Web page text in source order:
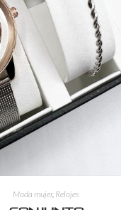
Moda mujer, Relojes